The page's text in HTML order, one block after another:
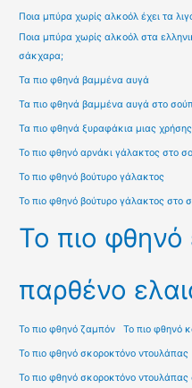
Ποια μπύρα χωρίς αλκοόλ έχει τα
Ποια μπύρα χωρίς αλκοόλ στα
σάκχαρα;
Τα πιο φθηνά βαμμένα αυγά
Τα πιο φθηνά βαμμένα αυγά στο
Τα πιο φθηνά ξυραφάκια μιας χρήσης
Το πιο φθηνό αρνάκι γάλακτος στο
Το πιο φθηνό βούτυρο γάλακτος
Το πιο φθηνό βούτυρο γάλακτος στο
Το πιο φθηνό
παρθένο
Το πιο φθηνό ζαμπόν Το πιο φθηνό
Το πιο φθηνό σκοροκτόνο ντουλάπας
Το πιο φθηνό σκοροκτόνο